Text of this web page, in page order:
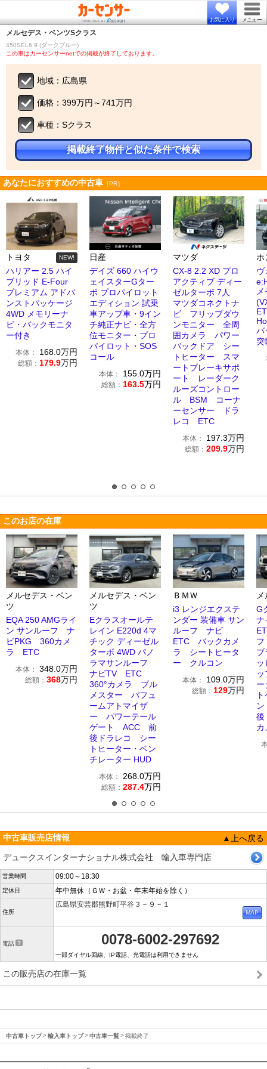
お気に入り メニュー
メルセデス・ベンツSクラス
450SEL6.9 (ダークブルー)
この車はカーセンサーnetでの掲載が終了しております。
地域：広島県
価格：399万円～741万円
車種：Sクラス
掲載終了物件と似た条件で検索
あなたにおすすめの中古車 ［PR］
トヨタ NEW!
ハリアー 2.5 ハイ
ブリッド E-Four
プレミアム アドバ
ンストパッケージ
4WD メモリーナ
ビ・バックモニタ
ー付き
本体： 168.0万円
総額： 179.9万円
日産
デイズ 660 ハイウ
ェイスターGター
ボ プロパイロット
エディション 試乗
車アップ車・9イン
チ純正ナビ・全方
位モニター・プロ
パイロット・SOS
コール
本体： 155.0万円
総額： 163.5万円
マツダ
CX-8 2.2 XD プロ
アクティブ ディー
ゼルターボ 7人
マツダコネクトナ
ビ フリップダウ
ンモニター 全周
囲カメラ パワー
バックドア シー
トヒーター スマ
ートブレーキサポ
ート レーダーク
ルーズコントロー
ル BSM コーナ
ーセンサー ドラ
レコ ETC
本体： 197.3万円
総額： 209.9万円
ホ
ヴ
バ
突
このお店の在庫
メルセデス・ベン
ツ
EQA 250 AMGライ
ン サンルーフ ナ
ビPKG 360カメ
ラ ETC
本体： 348.0万円
総額： 368万円
メルセデス・ベン
ツ
Eクラスオールテ
レイン E220d 4マ
チック ディーゼル
ターボ 4WD パノ
ラマサンルーフ
ナビTV ETC
360°カメラ ブル
メスター パフュ
ームアトマイザ
ー パワーテール
ゲート ACC 前
後ドラレコ シー
トヒーター・ベン
チレーター HUD
本体： 268.0万円
総額： 287.4万円
ＢＭＷ
i3 レンジエクステ
ンダー 装備車 サン
ルーフ ナビ
ETC バックカメ
ラ シートヒータ
ー クルコン
本体： 109.0万円
総額： 129万円
G
ナ
フ
ブ
ー
後
カ
中古車販売店情報
▲上へ戻る
デュークスインターナショナル株式会社 輸入車専門店
営業時間 09:00～18:30
定休日 年中無休（ＧＷ・お盆・年末年始を除く）
住所
広島県安芸郡熊野町平谷３－９－１
電話 0078-6002-297692
一部ダイヤル回線、IP電話、光電話は利用できません
この販売店の在庫一覧
中古車トップ 輸入車トップ 中古車一覧 掲載終了